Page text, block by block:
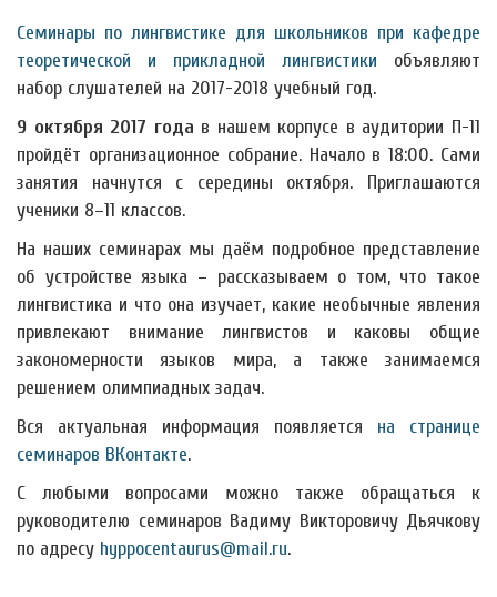
Семинары по лингвистике для школьников при кафедре
теоретической и прикладной лингвистики объявляют
набор слушателей на 2017-2018 учебный год.
9 октября 2017 года в нашем корпусе в аудитории П-11
пройдёт организационное собрание. Начало в 18:00. Сами
занятия начнутся с середины октября. Приглашаются
ученики 8–11 классов.
На наших семинарах мы даём подробное представление
об устройстве языка – рассказываем о том, что такое
лингвистика и что она изучает, какие необычные явления
привлекают внимание лингвистов и каковы общие
закономерности языков мира, а также занимаемся
решением олимпиадных задач.
Вся актуальная информация появляется на странице
семинаров ВКонтакте.
С любыми вопросами можно также обращаться к
руководителю семинаров Вадиму Викторовичу Дьячкову
по адресу hyppocentaurus@mail.ru.